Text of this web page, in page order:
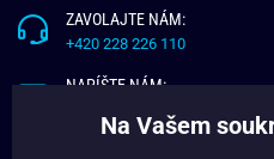
ZAVOLAJTE NÁM:
+420 228 226 110
NAPÍŠTE NÁM:
Na Vašem